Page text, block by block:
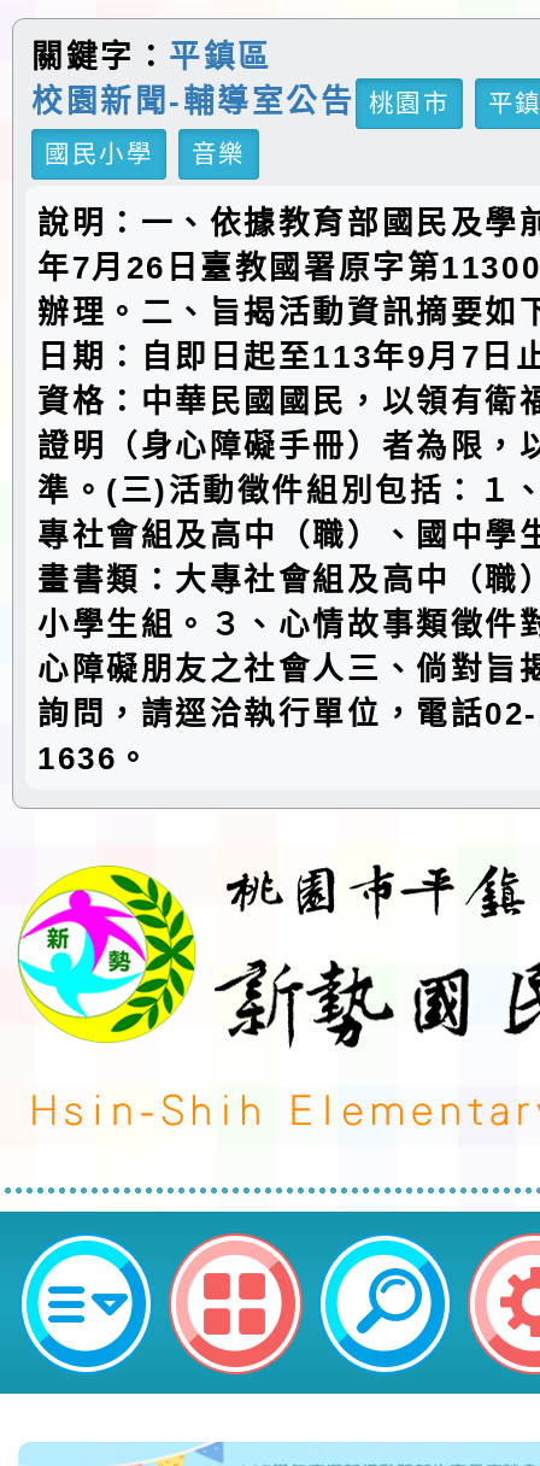
關鍵字： 平鎮區
校園新聞-輔導室公告
桃園市
平
國民小學
音樂
說明：一、依據教育部國民及學
年7月26日臺教國署原字第
辦理。二、旨揭活動資訊摘要如
日期：自即日起至113年9月7日
資格：中華民國國民，以領有衛
證明（身心障礙手冊）者為限，
準。(三)活動徵件組別包括：１
專社會組及高中（職）、國中學
畫書類：大專社會組及高中（職
小學生組。３、心情故事類徵件
心障礙朋友之社會人三、倘對旨
詢問，請逕洽執行單位，電話
1636。
轉知113年第23屆文薈獎－全國身
(公文)-桃園市平鎮區新勢國民小學